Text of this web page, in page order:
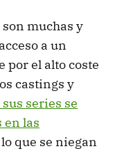
muchas y
a un
por el alto coste
castings y
series se
en las
lo que se niegan